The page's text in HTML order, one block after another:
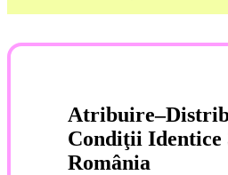
Condiţii Identice
România